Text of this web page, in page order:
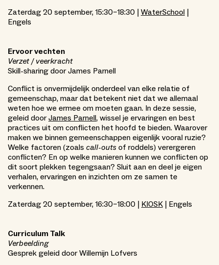
Zaterdag 20 september, 15:30–18:30 | WaterSchool |
Engels
Ervoor vechten
Verzet / veerkracht
Skill-sharing door James Parnell
Conflict is onvermijdelijk onderdeel van elke relatie of
gemeenschap, maar dat betekent niet dat we allemaal
weten hoe we ermee om moeten gaan. In deze sessie,
geleid doorJames Parnell, wissel je ervaringen en best
practices uit om conflicten het hoofd te bieden. Waarover
maken we binnen gemeenschappen eigenlijk vooral ruzie?
Welke factoren (zoals call-outs of roddels) verergeren
conflicten? En op welke manieren kunnen we conflicten op
dit soort plekken tegengsaan? Sluit aan en deel je eigen
verhalen, ervaringen en inzichten om ze samen te
verkennen.
Zaterdag 20 september, 16:30–18:00 | KIOSK| Engels
Curriculum Talk
Verbeelding
Gesprek geleid door Willemijn Lofvers